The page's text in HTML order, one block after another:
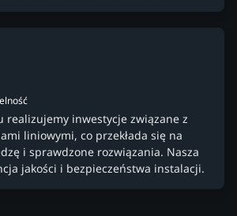
realizujemy inwestycje związane z
liniowymi, co przekłada się na
i sprawdzone rozwiązania. Nasza
jakości i bezpieczeństwa instalacji.